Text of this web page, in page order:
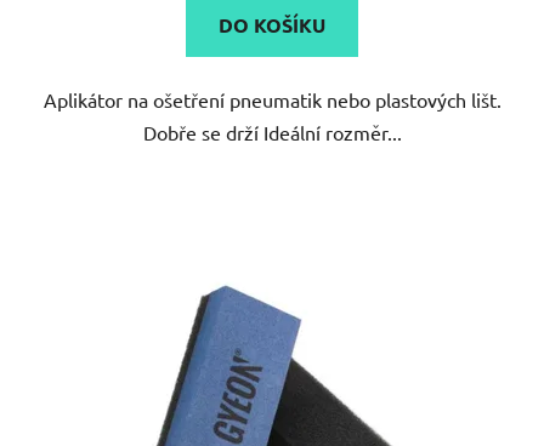
z
hvězdiček.
DO KOŠÍKU
Aplikátor na ošetření pneumatik nebo plastových lišt.
Dobře se drží Ideální rozměr...